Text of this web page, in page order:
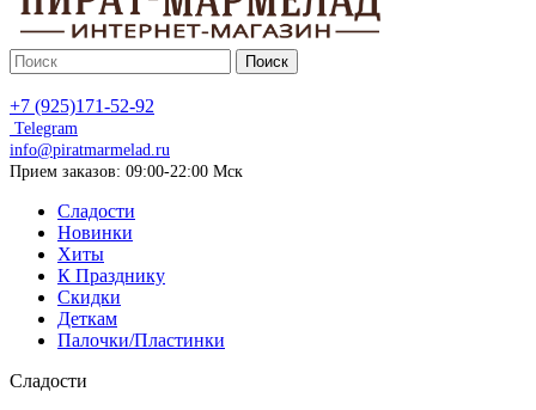
Поиск
+7 (925)171-52-92
Telegram
info@piratmarmelad.ru
Прием заказов: 09:00-22:00 Мск
Сладости
Новинки
Хиты
К Празднику
Скидки
Деткам
Палочки/Пластинки
Сладости